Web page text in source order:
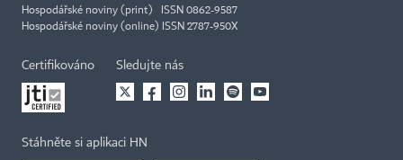
Hospodářské noviny (print) ISSN 0862-9587
Hospodářské noviny (online) ISSN 2787-950X
Certifikováno Sledujte nás
Stáhněte si aplikaci HN